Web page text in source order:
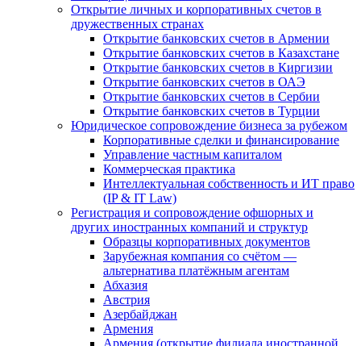
Открытие личных и корпоративных счетов в
дружественных странах
Открытие банковских счетов в Армении
Открытие банковских счетов в Казахстане
Открытие банковских счетов в Киргизии
Открытие банковских счетов в ОАЭ
Открытие банковских счетов в Сербии
Открытие банковских счетов в Турции
Юридическое сопровождение бизнеса за рубежом
Корпоративные сделки и финансирование
Управление частным капиталом
Коммерческая практика
Интеллектуальная собственность и ИТ право
(IP & IT Law)
Регистрация и сопровождение офшорных и
других иностранных компаний и структур
Образцы корпоративных документов
Зарубежная компания со счётом —
альтернатива платёжным агентам
Абхазия
Австрия
Азербайджан
Армения
Армения (открытие филиала иностранной